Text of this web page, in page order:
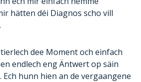
hätten déi Diagnos scho vill
dee Moment och einfach
endlech eng Äntwert op säin
Ech hunn hien an de vergaangene